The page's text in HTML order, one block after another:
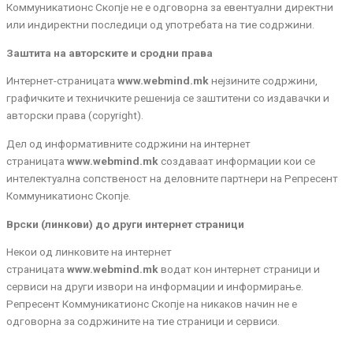
Коммуникатионс Скопјене е одговорна за евентуални директни
или индиректни последици од употребата на тие содржини.
Заштита на авторските и сродни права
Интернет-страницата www.webmind.mkнејзините содржини,
графичките и техничките решенија се заштитени со издавачки и
авторски права (copyright).
Дел од информативните содржини на интернет
страницата www.webmind.mk создаваат информации кои се
интелектуална сопственост на деловните партнери на Репресент
Коммуникатионс Скопје
Врски (линкови) до други интернет страници
Некои од линковите на интернет
страницата www.webmind.mkводат кон интернет страници и
сервиси на други извори на информации и информирање.
Репресент Коммуникатионс Скопјена никаков начин не е
одговорна за содржините на тие страници и сервиси.